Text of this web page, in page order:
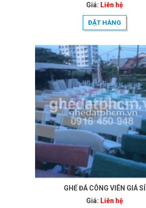
Giá: Liên hệ
ĐẶT HÀNG
GHẾ ĐÁ CÔNG VIÊN GIÁ SỈ
Giá: Liên hệ